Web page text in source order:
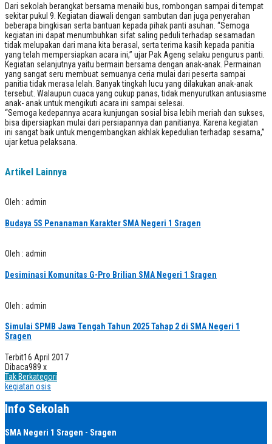
Dari sekolah berangkat bersama menaiki bus, rombongan sampai di tempat
sekitar pukul 9. Kegiatan diawali dengan sambutan dan juga penyerahan
beberapa bingkisan serta bantuan kepada pihak panti asuhan. “Semoga
kegiatan ini dapat menumbuhkan sifat saling peduli terhadap sesamadan
tidak melupakan dari mana kita berasal, serta terima kasih kepada panitia
yang telah mempersiapkan acara ini,” ujar Pak Ageng selaku pengurus panti.
Kegiatan selanjutnya yaitu bermain bersama dengan anak-anak. Permainan
yang sangat seru membuat semuanya ceria mulai dari peserta sampai
panitia tidak merasa lelah. Banyak tingkah lucu yang dilakukan anak-anak
tersebut. Walaupun cuaca yang cukup panas, tidak menyurutkan antusiasme
anak- anak untuk mengikuti acara ini sampai selesai.
“Semoga kedepannya acara kunjungan sosial bisa lebih meriah dan sukses,
bisa dipersiapkan mulai dari persiapannya dan panitianya. Karena kegiatan
ini sangat baik untuk mengembangkan akhlak kepedulian terhadap sesama,”
ujar ketua pelaksana.
Artikel Lainnya
Oleh : admin
Budaya 5S Penanaman Karakter SMA Negeri 1 Sragen
Oleh : admin
Desiminasi Komunitas G-Pro Brilian SMA Negeri 1 Sragen
Oleh : admin
Simulai SPMB Jawa Tengah Tahun 2025 Tahap 2 di SMA Negeri 1
Sragen
Terbit16 April 2017
Dibaca989 x
Tak Berkategori
kegiatan osis
Info Sekolah
SMA Negeri 1 Sragen - Sragen